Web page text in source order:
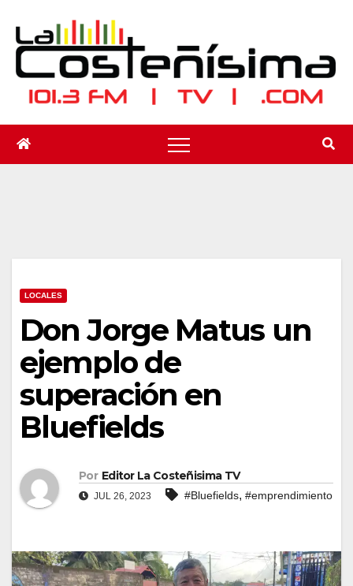
contenido
LOCALES
Don Jorge Matus un
ejemplo de
superación en
Bluefields
Por Editor La Costeñisima TV
JUL 26, 2023 #Bluefields, #emprendimiento